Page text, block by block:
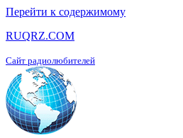
Перейти к содержимому
RUQRZ.COM
Сайт радиолюбителей